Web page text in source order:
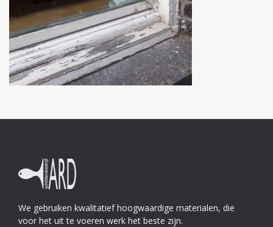
We gebruiken kwalitatief hoogwaardige materialen, die
voor het uit te voeren werk het beste zijn.